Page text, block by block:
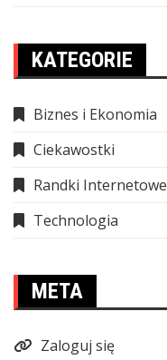
KATEGORIE
Biznes i Ekonomia
Ciekawostki
Randki Internetowe
Technologia
META
Zaloguj się